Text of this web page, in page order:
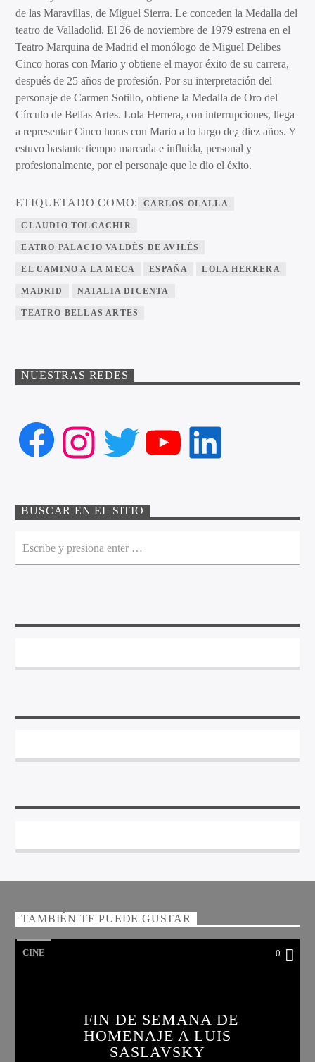
de las Maravillas, de Miguel Sierra. Le conceden la Medalla del
teatro de Valladolid. El 26 de noviembre de 1979 estrena en el
Teatro Marquina de Madrid el monólogo de Miguel Delibes
Cinco horas con Mario y obtiene el mayor éxito de su carrera,
después de 25 años de profesión. Por su interpretación del
personaje de Carmen Sotillo, obtiene la Medalla de Oro del
Círculo de Bellas Artes. Lola Herrera, con interrupciones, llega
a representar Cinco horas con Mario a lo largo de¿ diez años. Y
estuvo bastante tiempo marcada e influida, personal y
profesionalmente, por el personaje que le dio el éxito.
ETIQUETADO COMO: CARLOS OLALLA
CLAUDIO TOLCACHIR
EATRO PALACIO VALDÉS DE AVILÉS
EL CAMINO A LA MECA ESPAÑA LOLA HERRERA
MADRID NATALIA DICENTA
TEATRO BELLAS ARTES
NUESTRAS REDES
Facebook
Instagram
Twitter
YouTube
LinkedIn
BUSCAR EN EL SITIO
TAMBIÉN TE PUEDE GUSTAR
CINE 0
FIN DE SEMANA DE
HOMENAJE A LUIS
SASLAVSKY